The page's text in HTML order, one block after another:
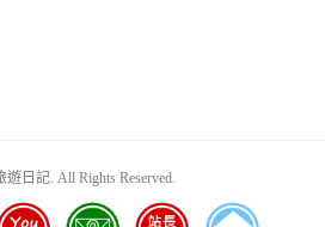
日記. All Rights Reserved.